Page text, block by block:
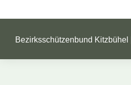
Bezirksschützenbund Kitzbühel |